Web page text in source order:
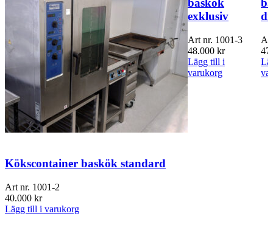
Kökscontainer baskök standard
Art nr. 1001-2
40.000 kr
Lägg till i varukorg
baskök
exklusiv
Art nr. 1001-3
48.000 kr
Lägg till i
varukorg